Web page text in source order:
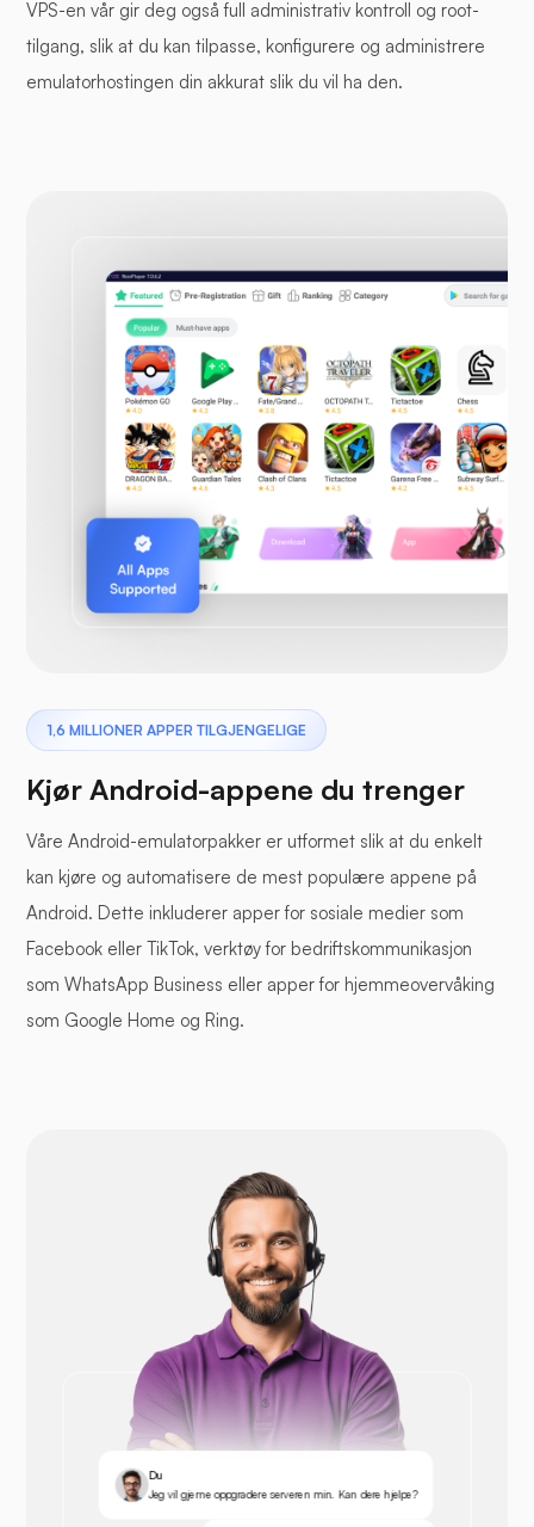
VPS-en vår gir deg også full administrativ kontroll og root-
tilgang, slik at du kan tilpasse, konfigurere og administrere
emulatorhostingen din akkurat slik du vil ha den.
1,6 MILLIONER APPER TILGJENGELIGE
Kjør Android-appene du trenger
Våre Android-emulatorpakker er utformet slik at du enkelt
kan kjøre og automatisere de mest populære appene på
Android. Dette inkluderer apper for sosiale medier som
Facebook eller TikTok, verktøy for bedriftskommunikasjon
som WhatsApp Business eller apper for hjemmeovervåking
som Google Home og Ring.
Du
Jeg vil gjerne oppgradere serveren min. Kan dere hjelpe?